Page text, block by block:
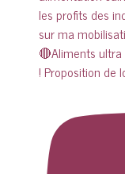
🔴Aliments
! Proposition de